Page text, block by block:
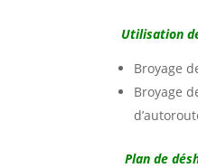
Utilisation
Broyage
Broyage
Plan de